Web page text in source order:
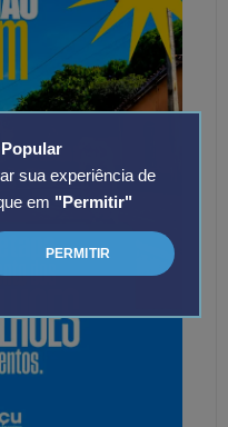
sua experiência de
em "Permitir"
PERMITIR